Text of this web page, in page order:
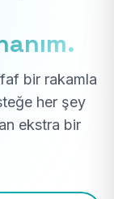
bir rakamla
her şey
ekstra bir